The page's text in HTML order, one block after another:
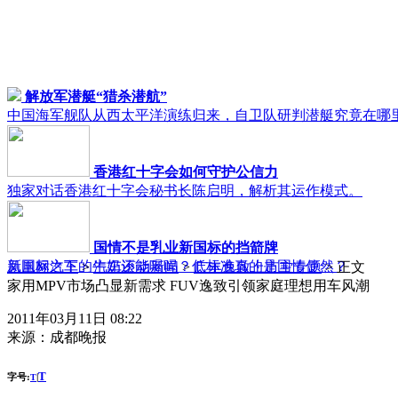
解放军潜艇“猎杀潜航”
中国海军舰队从西太平洋演练归来，自卫队研判潜艇究竟在哪
香港红十字会如何守护公信力
独家对话香港红十字会秘书长陈启明，解析其运作模式。
国情不是乳业新国标的挡箭牌
新国标之下的牛奶还能喝吗？低标准真的是国情使然？
凤凰网汽车>汽车滚动新闻 >广丰逸致上市主专题> 正文
家用MPV市场凸显新需求 FUV逸致引领家庭理想用车风潮
2011年03月11日 08:22
来源： 成都晚报
字号:T|T